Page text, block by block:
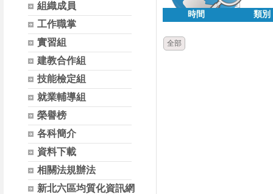
組織成員
工作職掌
實習組
建教合作組
技能檢定組
就業輔導組
榮譽榜
各科簡介
資料下載
相關法規辦法
新北六區均質化資訊網
時間 類別
全部